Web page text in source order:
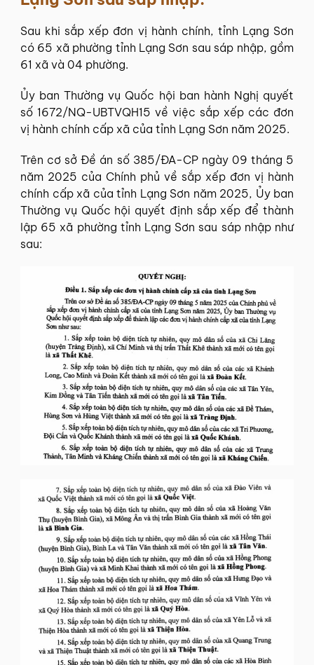
Sau khi sắp xếp đơn vị hành chính, tỉnh Lạng Sơn
có 65 xã phường tỉnh Lạng Sơn sau sáp nhập, gồm
61 xã và 04 phường.
Ủy ban Thường vụ Quốc hội ban hành Nghị quyết
số 1672/NQ-UBTVQH15 về việc sắp xếp các đơn
vị hành chính cấp xã của tỉnh Lạng Sơn năm 2025.
Trên cơ sở Đề án số 385/ĐA-CP ngày 09 tháng 5
năm 2025 của Chính phủ về sắp xếp đơn vị hành
chính cấp xã của tỉnh Lạng Sơn năm 2025, Ủy ban
Thường vụ Quốc hội quyết định sắp xếp để thành
lập 65 xã phường tỉnh Lạng Sơn sau sáp nhập như
sau: